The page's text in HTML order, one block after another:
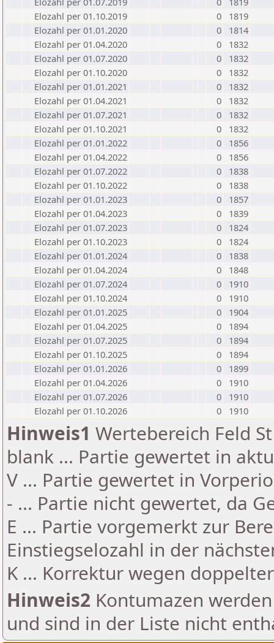
Elozahl per 01.10.2019
0
1819
Elozahl per 01.01.2020
0
1814
Elozahl per 01.04.2020
0
1832
Elozahl per 01.07.2020
0
1832
Elozahl per 01.10.2020
0
1832
Elozahl per 01.01.2021
0
1832
Elozahl per 01.04.2021
0
1832
Elozahl per 01.07.2021
0
1832
Elozahl per 01.10.2021
0
1832
Elozahl per 01.01.2022
0
1856
Elozahl per 01.04.2022
0
1856
Elozahl per 01.07.2022
0
1838
Elozahl per 01.10.2022
0
1838
Elozahl per 01.01.2023
0
1857
Elozahl per 01.04.2023
0
1839
Elozahl per 01.07.2023
0
1824
Elozahl per 01.10.2023
0
1824
Elozahl per 01.01.2024
0
1838
Elozahl per 01.04.2024
0
1848
Elozahl per 01.07.2024
0
1910
Elozahl per 01.10.2024
0
1910
Elozahl per 01.01.2025
0
1904
Elozahl per 01.04.2025
0
1894
Elozahl per 01.07.2025
0
1894
Elozahl per 01.10.2025
0
1894
Elozahl per 01.01.2026
0
1899
Elozahl per 01.04.2026
0
1910
Elozahl per 01.07.2026
0
1910
Elozahl per 01.10.2026
0 1910
Hinweis1 Wertebereich Feld
blank ... Partie gewertet in
V ... Partie gewertet in
- ... Partie nicht gewertet, da
E ... Partie vorgemerkt zur
Einstiegselozahl in der
K ... Korrektur wegen
Hinweis2 Kontumazen
und sind in der Liste nicht